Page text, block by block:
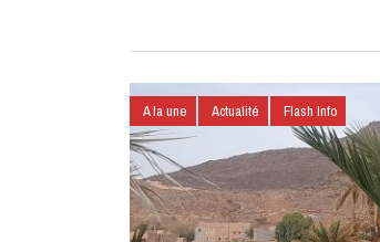
A la une Actualité Flash Info